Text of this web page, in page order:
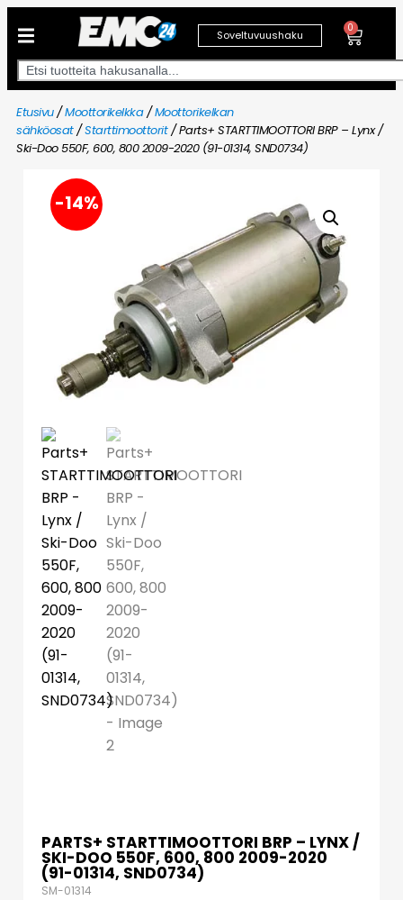
Soveltuvuushaku
0
Etusivu/Moottorikelkka/Moottorikelkan
sähköosat/Starttimoottorit/ Parts+ STARTTIMOOTTORI BRP – Lynx /
Ski-Doo 550F, 600, 800 2009-2020 (91-01314, SND0734)
-14%
PARTS+ STARTTIMOOTTORI BRP – LYNX /
SKI-DOO 550F, 600, 800 2009-2020
(91-01314, SND0734)
SM-01314